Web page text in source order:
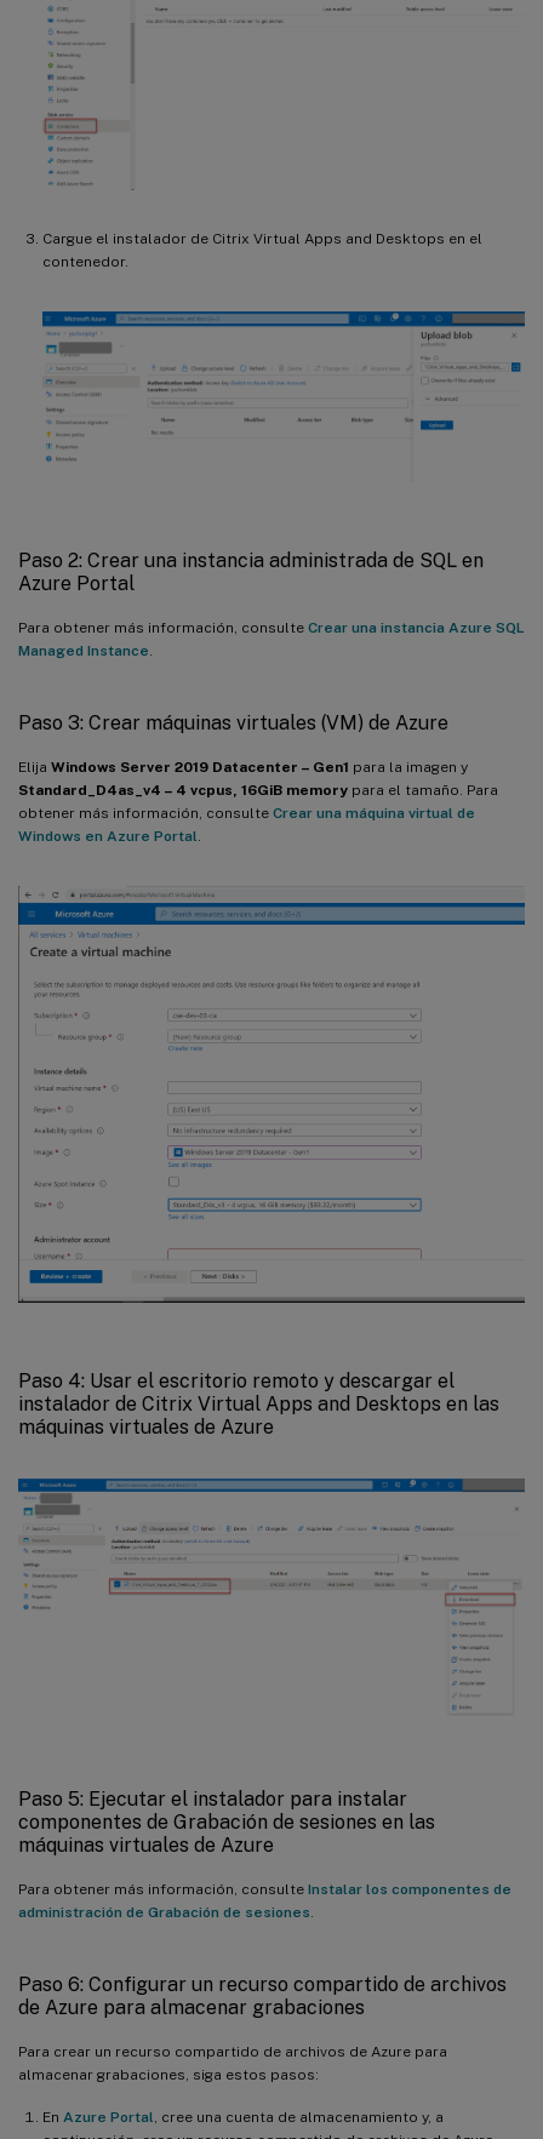
Cargue el instalador de Citrix Virtual Apps and Desktops en el
contenedor.
Paso 2: Crear una instancia administrada de SQL en
Azure Portal
Para obtener más información, consulte Crear una instancia Azure SQL
Managed Instance.
Paso 3: Crear máquinas virtuales (VM) de Azure
Elija Windows Server 2019 Datacenter – Gen1 para la imagen y
Standard_D4as_v4 – 4 vcpus, 16GiB memory para el tamaño. Para
obtener más información, consulte Crear una máquina virtual de
Windows en Azure Portal.
Paso 4: Usar el escritorio remoto y descargar el
instalador de Citrix Virtual Apps and Desktops en las
máquinas virtuales de Azure
Paso 5: Ejecutar el instalador para instalar
componentes de Grabación de sesiones en las
máquinas virtuales de Azure
Para obtener más información, consulte Instalar los componentes de
administración de Grabación de sesiones.
Paso 6: Configurar un recurso compartido de archivos
de Azure para almacenar grabaciones
Para crear un recurso compartido de archivos de Azure para
almacenar grabaciones, siga estos pasos:
En Azure Portal, cree una cuenta de almacenamiento y, a